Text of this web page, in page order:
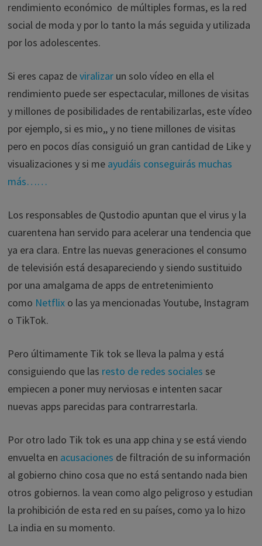
rendimiento económico de múltiples formas, es la red
social de moda y por lo tanto la más seguida y utilizada
por los adolescentes.
Si eres capaz deviralizarun solo vídeo en ella el
rendimiento puede ser espectacular, millones de visitas
y millones de posibilidades de rentabilizarlas, este vídeo
por ejemplo, si es mio,, y no tiene millones de visitas
pero en pocos días consiguió un gran cantidad de Like y
visualizaciones y si me ayudáis conseguirás muchas
más……
Los responsables de Qustodio apuntan que el virus y la
cuarentena han servido para acelerar una tendencia que
ya era clara. Entre las nuevas generaciones el consumo
de televisión está desapareciendo y siendo sustituido
por una amalgama de apps de entretenimiento
como Netflix o las ya mencionadas Youtube, Instagram
o TikTok.
Pero últimamente Tik tok se lleva la palma y está
consiguiendo que las resto de redes sociales se
empiecen a poner muy nerviosas e intenten sacar
nuevas apps parecidas para contrarrestarla.
Por otro lado Tik tok es una app china y se está viendo
envuelta en acusaciones de filtración de su información
al gobierno chino cosa que no está sentando nada bien
otros gobiernos. la vean como algo peligroso y estudian
la prohibición de esta red en su países, como ya lo hizo
La india en su momento.